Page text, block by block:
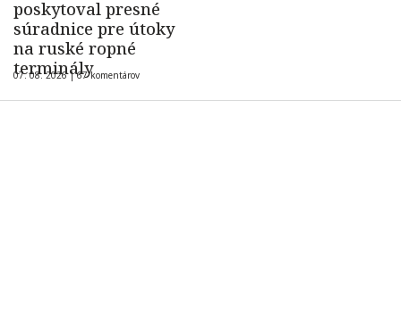
poskytoval presné
súradnice pre útoky
na ruské ropné
terminály
07. 08. 2026 |67 komentárov